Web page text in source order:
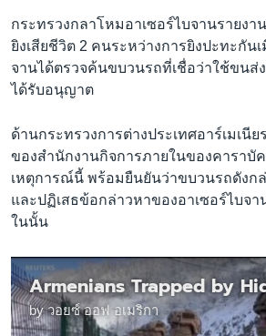
กระทรวงกลาโหมอาเซอร์ไบจานรายง
ยิงเสียชีวิต 2 คนระหว่างการยิงปะทะกัน
จานได้ตรวจค้นขบวนรถที่เชื่อว่าใช้ขนส่
ได้รับอนุญาต
ด้านกระทรวงการต่างประเทศอาร์เมเนี
ของสำนักงานกิจการภายในของคาราบั
เหตุการณ์นี้ พร้อมยืนยันว่าขบวนรถดังก
และปฏิเสธข้อกล่าวหาของอาเซอร์ไบจ
ในนั้น
byวอยซ์ ออฟ อเมริกา